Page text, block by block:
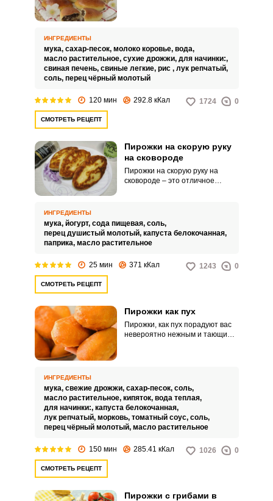
ИНГРЕДИЕНТЫ
мука, сахар-песок, молоко коровье, вода,
масло растительное, сухие дрожжи, для начинки:,
свиная печень, свиные легкие, рис , лук репчатый,
соль, перец чёрный молотый
120 мин 292.8 кКал 1724 0
СМОТРЕТЬ РЕЦЕПТ
Пирожки на скорую руку
на сковороде
Пирожки на скорую руку на
сковороде – это отличное
питательностью и аппетитным
внешним видом.
ИНГРЕДИЕНТЫ
мука, йогурт, сода пищевая, соль,
перец душистый молотый, капуста белокочанная,
паприка, масло растительное
25 мин 371 кКал 1243 0
СМОТРЕТЬ РЕЦЕПТ
Пирожки как пух
Пирожки, как пух порадуют вас
невероятно нежным и тающим
ИНГРЕДИЕНТЫ
мука, свежие дрожжи, сахар-песок, соль,
масло растительное, кипяток, вода теплая,
для начинки:, капуста белокочанная,
лук репчатый, морковь, томатный соус, соль,
перец чёрный молотый, масло растительное
150 мин 285.41 кКал 1026 0
СМОТРЕТЬ РЕЦЕПТ
Пирожки с грибами в